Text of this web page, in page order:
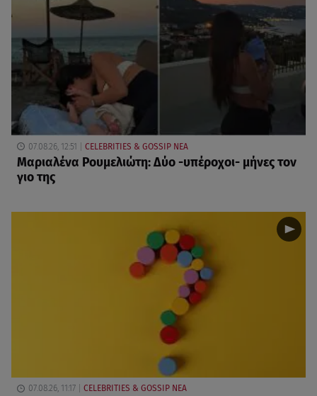
07.08.26, 12:51 CELEBRITIES & GOSSIP ΝΕΑ
Μαριαλένα Ρουμελιώτη: Δύο -υπέροχοι- μήνες τον
γιο της
07.08.26, 11:17 CELEBRITIES & GOSSIP ΝΕΑ